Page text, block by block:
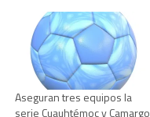
Aseguran tres equipos la
serie Cuauhtémoc y Camargo